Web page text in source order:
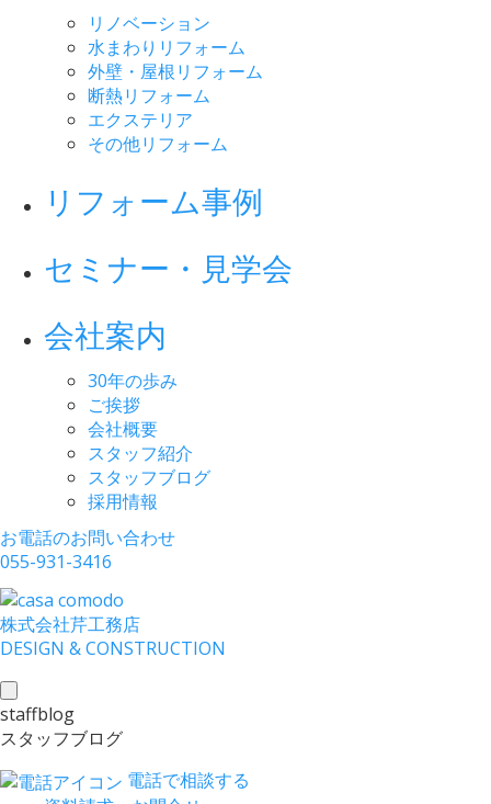
リノベーション
水まわりリフォーム
外壁・屋根リフォーム
断熱リフォーム
エクステリア
その他リフォーム
リフォーム事例
セミナー・見学会
会社案内
30年の歩み
ご挨拶
会社概要
スタッフ紹介
スタッフブログ
採用情報
お電話のお問い合わせ
055-931-3416
株式会社芹工務店
DESIGN &CONSTRUCTION
toggle
navigation
staffblog
スタッフブログ
電話で相談する